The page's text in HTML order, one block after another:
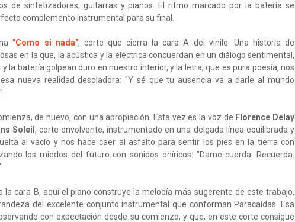
de sintetizadores, guitarras y pianos. El ritmo marcado por la batería se
complemento instrumental para su final.
"Como si nada", corte que cierra la cara A del vinilo. Una historia de
en la que, la acústica y la eléctrica concuerdan en un diálogo sentimental,
y la batería golpean duro en nuestro interior, y la letra, que es pura poesía, nos
nueva realidad desoladora: "Y sé que tu ausencia va a darle al mundo
de nuevo, con una apropiación. Esta vez es la voz de Florence Delay
Soleil , corte envolvente, instrumentado en una delgada línea equilibrada y
al vacío y nos hace caer al asfalto para sentir los pies en la tierra con
los miedos del futuro con sonidos oníricos: "Dame cuerda. Recuerda.
la cara B, aquí el piano construye la melodía más sugerente de este trabajo,
del excelente conjunto instrumental que conforman Paracaídas. Esa
con expectación desde su comienzo, y que, en este corte consigue